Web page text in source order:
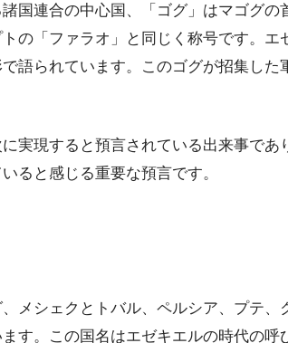
国連合の中心国、「ゴグ」はマゴグの
の「ファラオ」と同じく称号です。エ
語られています。このゴグが招集した
実現すると預言されている出来事であ
ると感じる重要な預言です。
メシェクとトバル、ペルシア、プテ、
す。この国名はエゼキエルの時代の呼